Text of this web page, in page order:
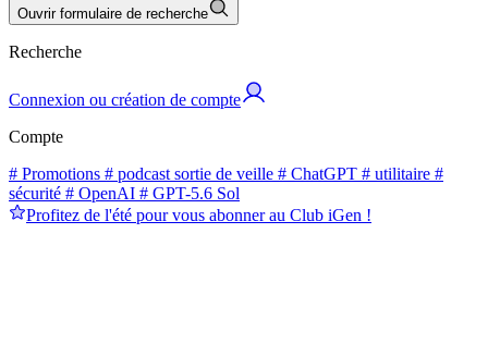
Ouvrir formulaire de recherche
Recherche
Connexion ou création de compte
Compte
# Promotions # podcast sortie de veille # ChatGPT # utilitaire #
sécurité # OpenAI # GPT-5.6 Sol
Profitez de l'été pour vous abonner au Club iGen !